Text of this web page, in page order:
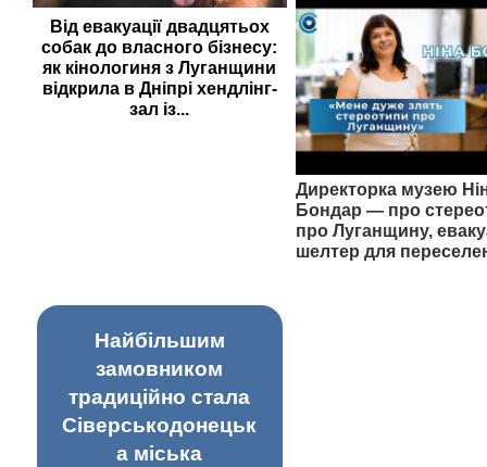
Від евакуації двадцятьох
собак до власного бізнесу:
як кінологиня з Луганщини
відкрила в Дніпрі хендлінг-
зал із...
Директорка музею
Бондар — про
про Луганщину,
шелтер для
Найбільшим
замовником
традиційно стала
Сіверськодонецьк
а міська